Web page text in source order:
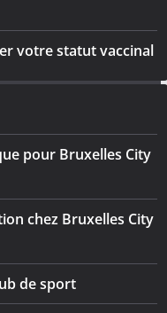
votre statut vaccinal
pour Bruxelles City
chez Bruxelles City
de sport